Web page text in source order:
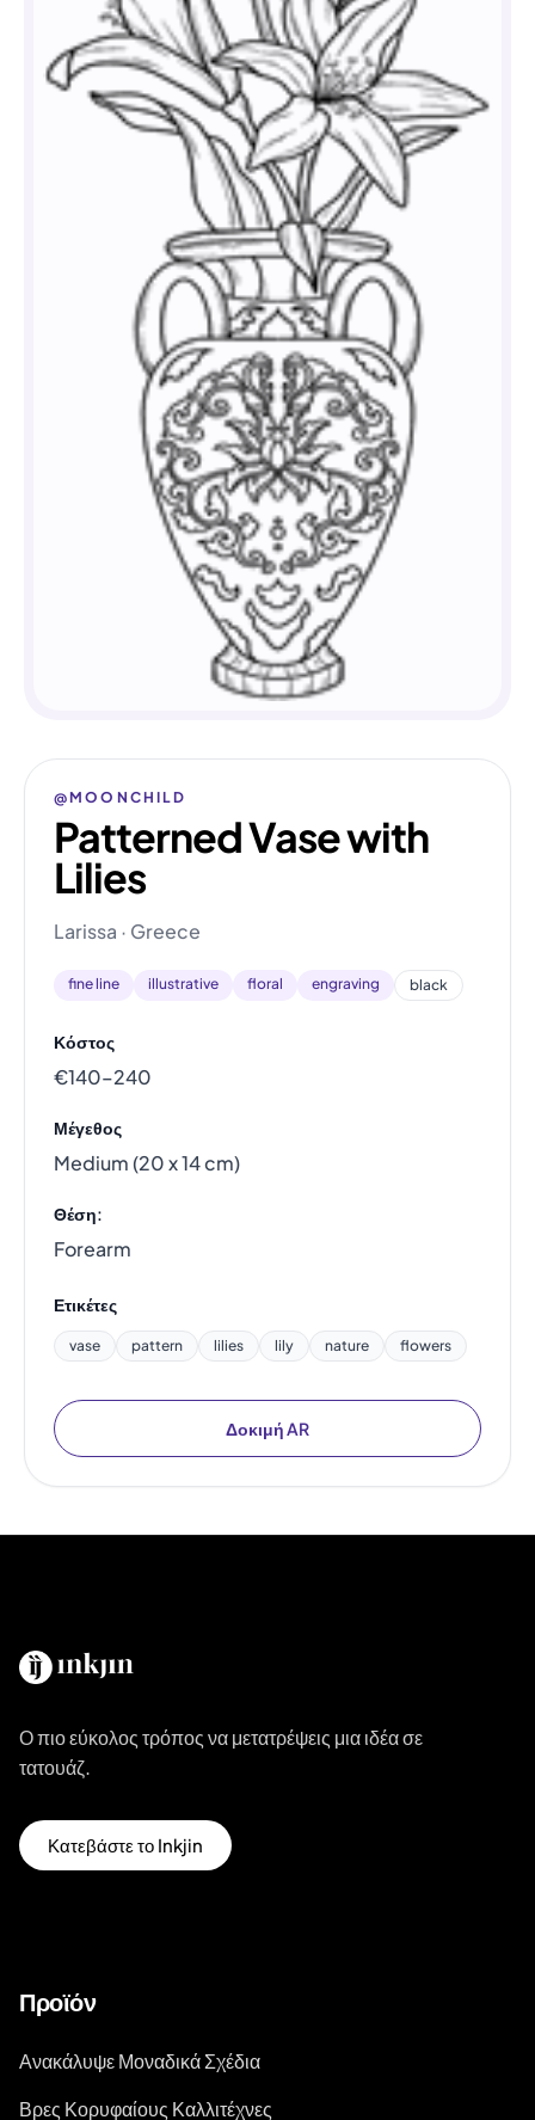
@MOONCHILD
Patterned Vase with
Lilies
Larissa · Greece
fine line illustrative floral engraving black
Κόστος
€140–240
Μέγεθος
Medium (20 x 14 cm)
Θέση:
Forearm
Ετικέτες
vase pattern lilies lily nature flowers
Δοκιμή AR
Ο πιο εύκολος τρόπος να μετατρέψεις μια ιδέα σε
τατουάζ.
Κατεβάστε το Inkjin
Προϊόν
Ανακάλυψε Μοναδικά Σχέδια
Βρες Κορυφαίους Καλλιτέχνες